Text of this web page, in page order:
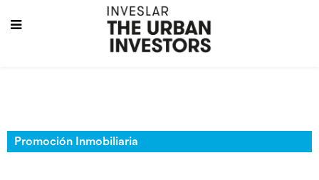
Promoción Inmobiliaria